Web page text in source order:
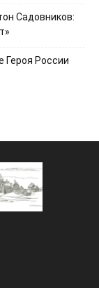
Садовников:
Героя России